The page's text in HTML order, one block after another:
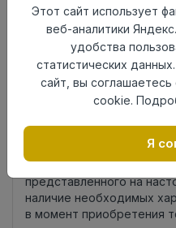
Ширина
рулона
1,5
АктуальностьАктуален
ковролина
Ковролин
Узбекистан
Внимание! Внешний вид
представленного на
наличие необходимых
в момент приобретения
Этот сайт использует
веб-аналитики
удобства
статистических
сайт, вы
cookie.
Я